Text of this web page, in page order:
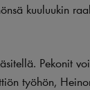
kuuluukin
Pekonit
työhön,